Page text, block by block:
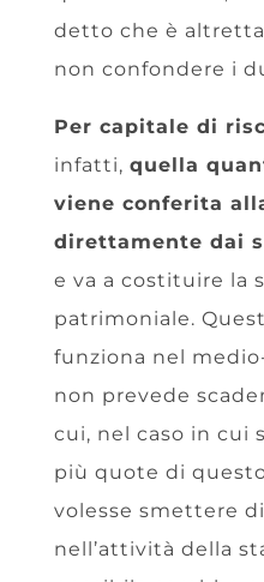
detto che è
non confondere i
Per capitale di
infatti, quella
viene conferita
direttamente dai
e va a costituire la
patrimoniale.
funziona nel
non prevede
cui, nel caso in cui
più quote di
volesse smettere
nell’attività della